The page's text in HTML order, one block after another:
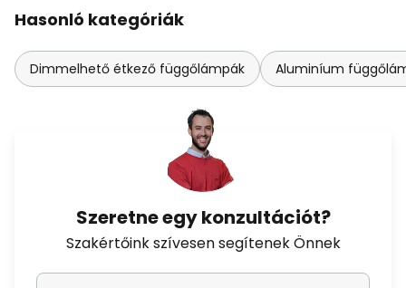
Hasonló kategóriák
Dimmelhető étkező függőlámpák Aluminíum
Szeretne egy konzultációt?
Szakértőink szívesen segítenek Önnek